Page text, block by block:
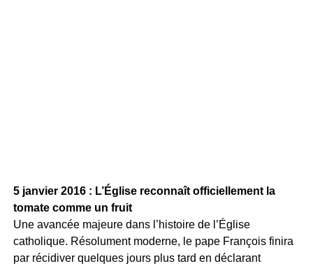
5 janvier 2016 : L’Église reconnaît officiellement la
tomate comme un fruit
Une avancée majeure dans l’histoire de l’Église
catholique. Résolument moderne, le pape François finira
par récidiver quelques jours plus tard en déclarant